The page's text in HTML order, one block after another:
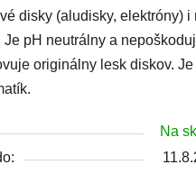
disky (aludisky, elektróny) i
pH neutrálny a
originálny lesk diskov.
Na